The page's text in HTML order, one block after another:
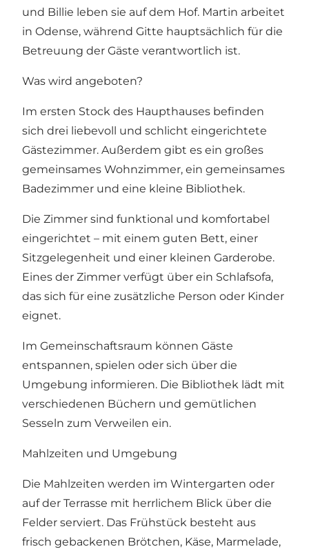
und Billie leben sie auf dem Hof. Martin arbeitet
in Odense, während Gitte hauptsächlich für die
Betreuung der Gäste verantwortlich ist.
Was wird angeboten?
Im ersten Stock des Haupthauses befinden
sich drei liebevoll und schlicht eingerichtete
Gästezimmer. Außerdem gibt es ein großes
gemeinsames Wohnzimmer, ein gemeinsames
Badezimmer und eine kleine Bibliothek.
Die Zimmer sind funktional und komfortabel
eingerichtet – mit einem guten Bett, einer
Sitzgelegenheit und einer kleinen Garderobe.
Eines der Zimmer verfügt über ein Schlafsofa,
das sich für eine zusätzliche Person oder Kinder
eignet.
Im Gemeinschaftsraum können Gäste
entspannen, spielen oder sich über die
Umgebung informieren. Die Bibliothek lädt mit
verschiedenen Büchern und gemütlichen
Sesseln zum Verweilen ein.
Mahlzeiten und Umgebung
Die Mahlzeiten werden im Wintergarten oder
auf der Terrasse mit herrlichem Blick über die
Felder serviert. Das Frühstück besteht aus
frisch gebackenen Brötchen, Käse, Marmelade,